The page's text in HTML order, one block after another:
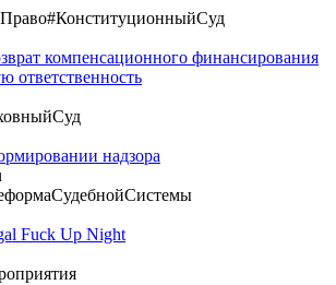
#КонституционныйСуд
компенсационного финансирования
ответственность
надзора
Fuck Up Night